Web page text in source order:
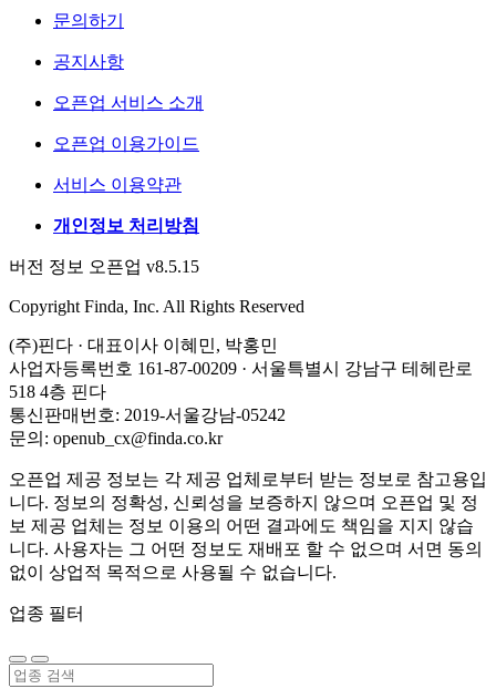
문의하기
공지사항
오픈업 서비스 소개
오픈업 이용가이드
서비스 이용약관
개인정보 처리방침
버전 정보 오픈업 v8.5.15
Copyright Finda, Inc. All Rights Reserved
(주)핀다 · 대표이사 이혜민, 박홍민
사업자등록번호 161-87-00209 · 서울특별시 강남구 테헤란로
518 4층 핀다
통신판매번호: 2019-서울강남-05242
문의: openub_cx@finda.co.kr
오픈업 제공 정보는 각 제공 업체로부터 받는 정보로 참고용입
니다. 정보의 정확성, 신뢰성을 보증하지 않으며 오픈업 및 정
보 제공 업체는 정보 이용의 어떤 결과에도 책임을 지지 않습
니다. 사용자는 그 어떤 정보도 재배포 할 수 없으며 서면 동의
없이 상업적 목적으로 사용될 수 없습니다.
업종 필터